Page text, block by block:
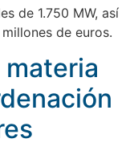
de 1.750 MW, así
de euros.